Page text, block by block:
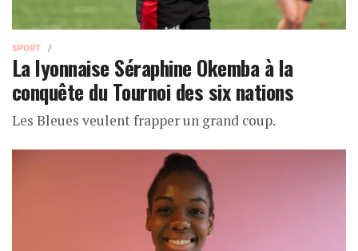
SPORT
La lyonnaise Séraphine Okemba à la
conquête du Tournoi des six nations
Les Bleues veulent frapper un grand coup.